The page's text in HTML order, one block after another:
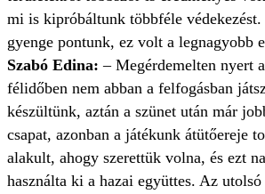
mi is kipróbáltunk többféle
gyenge pontunk, ez volt a legnagyobb
Szabó Edina: – Megérdemelten nyert
félidőben nem abban a felfogásban
készültünk, aztán a szünet után már
csapat, azonban a játékunk átütőereje
alakult, ahogy szerettük volna, és ezt
használta ki a hazai együttes. Az